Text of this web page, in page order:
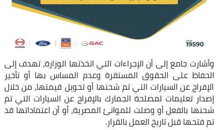
وأشارت جامع إلى أن الإجراءات التي اتخذتها الوزارة، تهدف إلى
الحفاظ على الحقوق المستقرة وعدم المساس بها أو تأخير
الإفراج عن السيارات التي تم شحنها أو تحويل قيمتها، من خلال
إصدار تعليمات لمصلحة الجمارك بالإفراج عن السيارات التي تم
شحنها بالفعل أو وصلت للموانئ المصرية، أو أن اعتماداتها قد
تم فتحها قبل تاريخ العمل بالقرار.